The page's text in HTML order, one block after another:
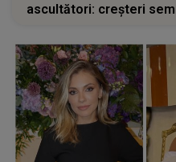
ascultători: creșteri